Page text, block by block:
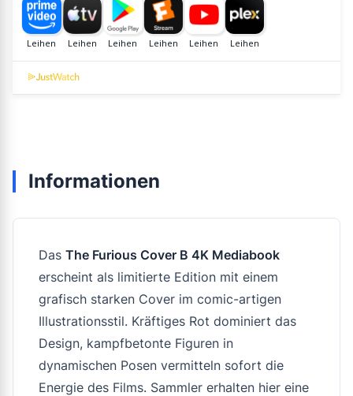
Informationen
Das The Furious Cover B 4K Mediabook
erscheint als limitierte Edition mit einem
grafisch starken Cover im comic-artigen
Illustrationsstil. Kräftiges Rot dominiert das
Design, kampfbetonte Figuren in
dynamischen Posen vermitteln sofort die
Energie des Films. Sammler erhalten hier eine